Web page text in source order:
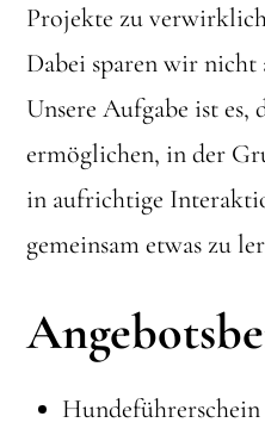
Projekte zu
Dabei sparen wir
Unsere Aufgabe ist es,
ermöglichen, in der
in aufrichtige
gemeinsam etwas zu